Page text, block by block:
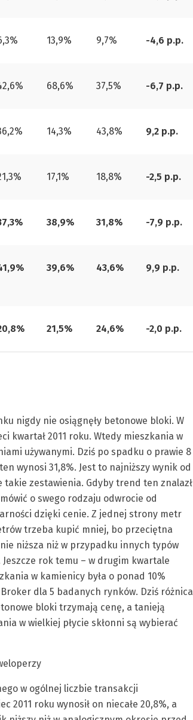
13,9% 9,7% -4,6 p.p.
68,6% 37,5% -6,7 p.p.
14,3% 43,8% 9,2 p.p.
17,1% 18,8% -2,5 p.p.
38,9% 31,8% -7,9 p.p.
39,6% 43,6% 9,9 p.p.
21,5% 24,6% -2,0 p.p.
nigdy nie osiągnęły betonowe bloki. W
kwartał 2011 roku. Wtedy mieszkania w
używanymi. Dziś po spadku o prawie 8
wynosi 31,8%. Jest to najniższy wynik od
zestawienia. Gdyby trend ten znalazł
o swego rodzaju odwrocie od
dzięki cenie. Z jednej strony metr
trzeba kupić mniej, bo przeciętna
niższa niż w przypadku innych typów
rok temu – w drugim kwartale
w kamienicy była o ponad 10%
dla 5 badanych rynków. Dziś różnica
bloki trzymają cenę, a tanieją
w wielkiej płycie skłonni są wybierać
w ogólnej liczbie transakcji
roku wynosił on niecałe 20,8%, a